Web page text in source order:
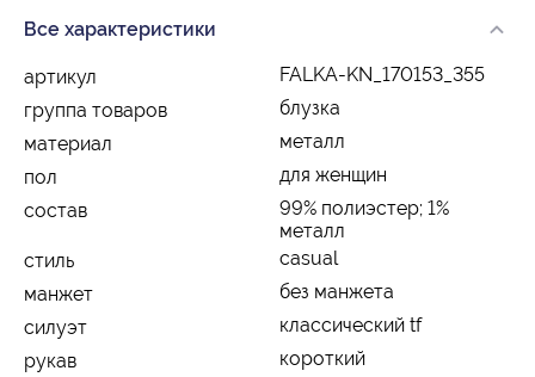
Все характеристики
артикул
FALKA-KN_170153_355
группа товаров
блузка
материал
металл
пол
для женщин
состав
99% полиэстер; 1%
металл
стиль
casual
манжет
без манжета
силуэт
классический tf
рукав
короткий